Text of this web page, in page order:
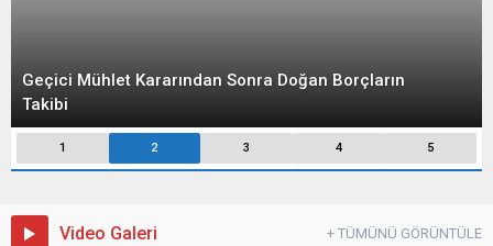
Geçici Mühlet Kararından Sonra Doğan Borçların
Takibi
1 2 3 4 5
Video Galeri + TÜMÜNÜ GÖRÜNTÜLE